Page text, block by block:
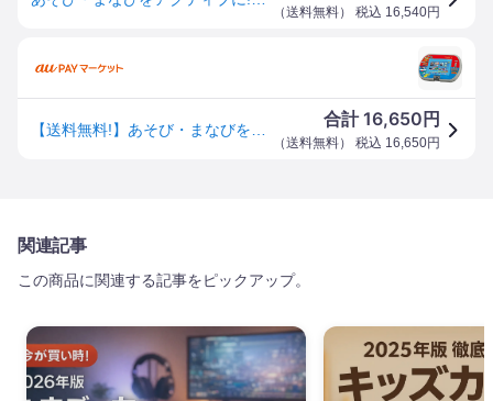
（送料無料） 税込 16,540円
合計16,650 円
（送料無料） 税込 16,650円
関連記事
この商品に関連する記事をピックアップ。